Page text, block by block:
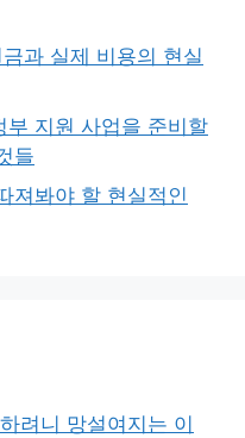
과 실제 비용의 현실
부 지원 사업을 준비할
들
져봐야 할 현실적인
려니 망설여지는 이